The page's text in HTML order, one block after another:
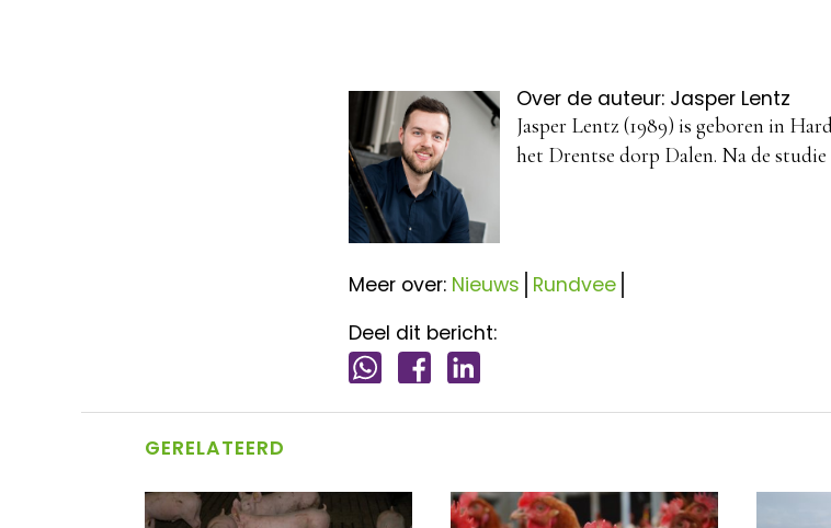
Over de auteur: Jasper Lentz
Jasper Lentz (1989) is geboren in
het Drentse dorp Dalen. Na de
Meer over: Nieuws Rundvee
Deel dit bericht:
GERELATEERD